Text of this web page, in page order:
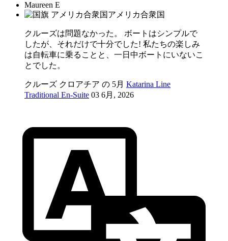
Maureen E
アメリカ合衆国
クルーズは問題なかった。 ボートはシンプルで
したが、それだけで十分でした! 私たちの楽しみ
は自転車に乗ることと、一日中ボートにいないこ
とでした。
クルーズ クロアチア の 5月 Katarina Line
Traditional En-Suite 03 6月, 2026